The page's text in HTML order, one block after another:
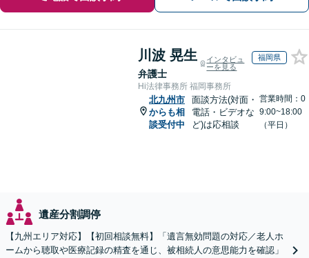
川波 晃生
弁護士
インタビュ
ーを見る
福岡県
Hi法律事務所 福岡事務所
北九州市
からも相
談受付中
面談方法(対面・
電話・ビデオな
ど)は応相談
営業時間：0
9:00~18:00
（平日）
遺産分割調停
【九州エリア対応】【初回相談無料】「遺言無効問題の対応／老人ホ
ームから聴取や医療記録の精査を通じ、被相続人の意思能力を確認」